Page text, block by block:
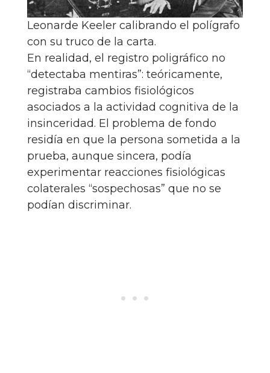
Leonarde Keeler calibrando el polígrafo
con su truco de la carta.
En realidad, el registro poligráfico no
“detectaba mentiras”: teóricamente,
registraba cambios fisiológicos
asociados a la actividad cognitiva de la
insinceridad. El problema de fondo
residía en que la persona sometida a la
prueba, aunque sincera, podía
experimentar reacciones fisiológicas
colaterales “sospechosas” que no se
podían discriminar.